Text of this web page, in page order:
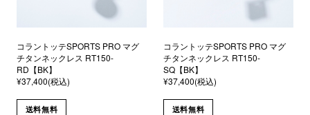
コラントッテSPORTS PRO マグ
チタンネックレス RT150-
RD【BK】
¥37,400(税込)
送料無料
コラントッテSPORTS PRO マグ
チタンネックレス RT150-
SQ【BK】
¥37,400(税込)
送料無料